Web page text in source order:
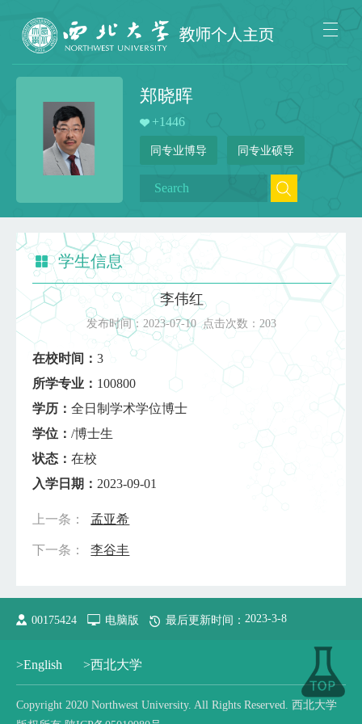
郑晓晖
+1446
同专业博导 同专业硕导
学生信息
李伟红
发布时间： 2023-07-10 点击次数： 203
在校时间： 3
所学专业： 100800
学历： 全日制学术学位博士
学位： /博士生
状态： 在校
入学日期： 2023-09-01
上一条： 孟亚希
下一条： 李谷丰
00175424 电脑版 最后更新时间： 2023-3-8
>English >西北大学
Copyright 2020 Northwest University. All Rights Reserved. 西北大学